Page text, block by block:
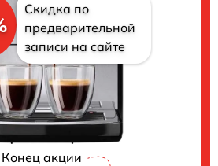
Скидка по
предварительной
записи на сайте
на ремонт
Конец акции